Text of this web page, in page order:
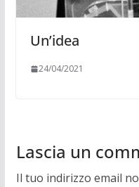
Un’idea
24/04/2021
Lascia un
Il tuo indirizzo email